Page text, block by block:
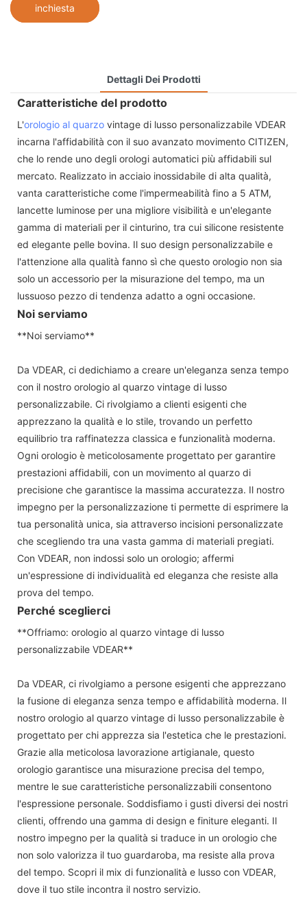
inchiesta
Dettagli Dei Prodotti
Caratteristiche del prodotto
L'orologio al quarzo vintage di lusso personalizzabile VDEAR
incarna l'affidabilità con il suo avanzato movimento CITIZEN,
che lo rende uno degli orologi automatici più affidabili sul
mercato. Realizzato in acciaio inossidabile di alta qualità,
vanta caratteristiche come l'impermeabilità fino a 5 ATM,
lancette luminose per una migliore visibilità e un'elegante
gamma di materiali per il cinturino, tra cui silicone resistente
ed elegante pelle bovina. Il suo design personalizzabile e
l'attenzione alla qualità fanno sì che questo orologio non sia
solo un accessorio per la misurazione del tempo, ma un
lussuoso pezzo di tendenza adatto a ogni occasione.
Noi serviamo
**Noi serviamo**
Da VDEAR, ci dedichiamo a creare un'eleganza senza tempo
con il nostro orologio al quarzo vintage di lusso
personalizzabile. Ci rivolgiamo a clienti esigenti che
apprezzano la qualità e lo stile, trovando un perfetto
equilibrio tra raffinatezza classica e funzionalità moderna.
Ogni orologio è meticolosamente progettato per garantire
prestazioni affidabili, con un movimento al quarzo di
precisione che garantisce la massima accuratezza. Il nostro
impegno per la personalizzazione ti permette di esprimere la
tua personalità unica, sia attraverso incisioni personalizzate
che scegliendo tra una vasta gamma di materiali pregiati.
Con VDEAR, non indossi solo un orologio; affermi
un'espressione di individualità ed eleganza che resiste alla
prova del tempo.
Perché sceglierci
**Offriamo: orologio al quarzo vintage di lusso
personalizzabile VDEAR**
Da VDEAR, ci rivolgiamo a persone esigenti che apprezzano
la fusione di eleganza senza tempo e affidabilità moderna. Il
nostro orologio al quarzo vintage di lusso personalizzabile è
progettato per chi apprezza sia l'estetica che le prestazioni.
Grazie alla meticolosa lavorazione artigianale, questo
orologio garantisce una misurazione precisa del tempo,
mentre le sue caratteristiche personalizzabili consentono
l'espressione personale. Soddisfiamo i gusti diversi dei nostri
clienti, offrendo una gamma di design e finiture eleganti. Il
nostro impegno per la qualità si traduce in un orologio che
non solo valorizza il tuo guardaroba, ma resiste alla prova
del tempo. Scopri il mix di funzionalità e lusso con VDEAR,
dove il tuo stile incontra il nostro servizio.